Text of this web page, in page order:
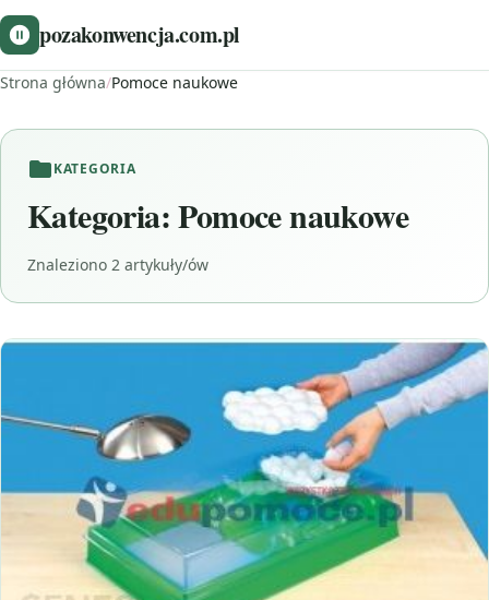
pozakonwencja.com.pl
Strona główna/Pomoce naukowe
KATEGORIA
Kategoria:Pomoce naukowe
Znaleziono 2 artykuły/ów